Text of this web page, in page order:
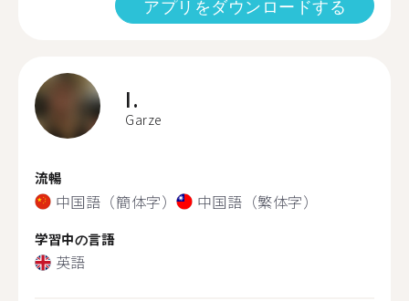
アプリをダウンロードする
I.
Garze
流暢
中国語（簡体字） 中国語（繁体字）
学習中の言語
英語